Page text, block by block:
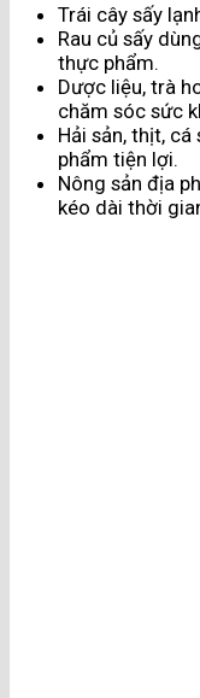
Trái cây sấy
Rau củ sấy
thực phẩm.
Dược liệu, trà
chăm sóc sức
Hải sản, thịt,
phẩm tiện lợi.
Nông sản địa
kéo dài thời